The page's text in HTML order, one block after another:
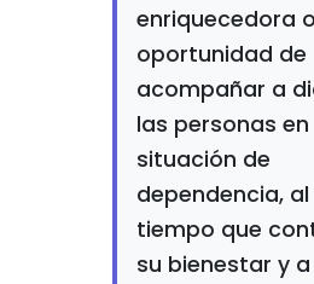
enriquecedora
oportunidad de
acompañar a
las personas en
situación de
dependencia,
tiempo que
su bienestar y a